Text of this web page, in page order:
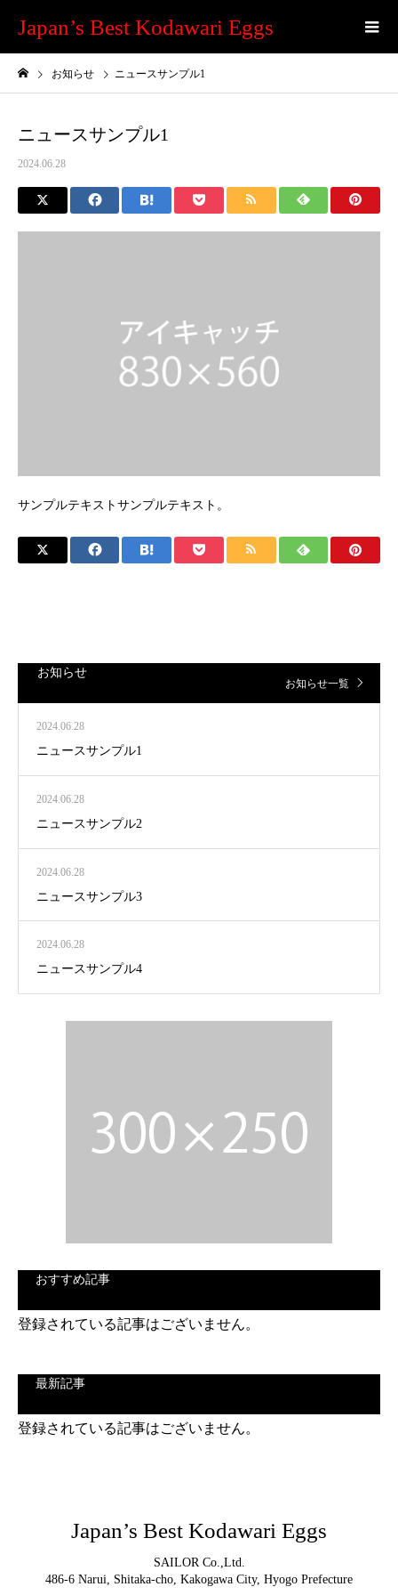
Japan’s Best Kodawari Eggs
お知らせ ニュースサンプル1
ニュースサンプル1
2024.06.28
サンプルテキストサンプルテキスト。
お知らせ
お知らせ一覧
2024.06.28
ニュースサンプル1
2024.06.28
ニュースサンプル2
2024.06.28
ニュースサンプル3
2024.06.28
ニュースサンプル4
おすすめ記事
登録されている記事はございません。
最新記事
登録されている記事はございません。
Japan’s Best Kodawari Eggs
SAILOR Co.,Ltd.
486-6 Narui, Shitaka-cho, Kakogawa City, Hyogo Prefecture